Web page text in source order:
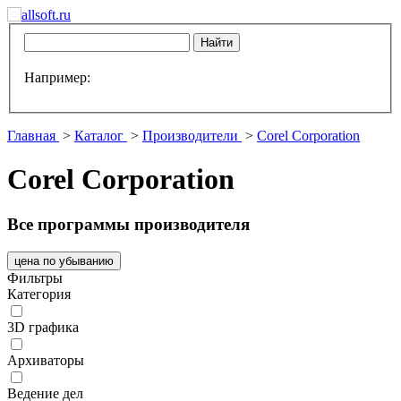
Например:
Главная > Каталог > Производители > Corel Corporation
Corel Corporation
Все программы производителя
цена по убыванию
Фильтры
Категория
3D графика
Архиваторы
Ведение дел